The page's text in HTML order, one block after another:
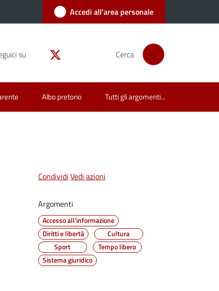
Accedi all'area personale
su Cerca
Albo pretorio Tutti gli argomenti...
Condividi Vedi azioni
Argomenti
Accesso all'informazione
Diritti e libertà
Cultura
Sport
Tempo libero
Sistema giuridico